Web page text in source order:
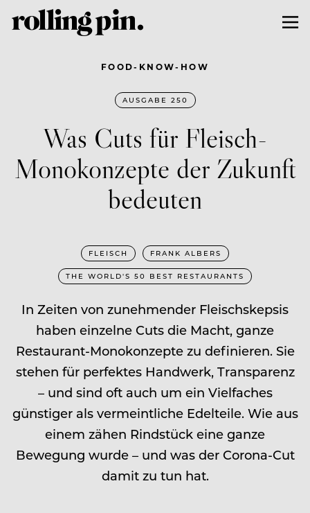
FOOD-KNOW-HOW
AUSGABE 250
Was Cuts für Fleisch-
Monokonzepte der Zukunft
bedeuten
FLEISCH FRANK ALBERS
THE WORLD'S 50 BEST RESTAURANTS
In Zeiten von zunehmender Fleischskepsis
haben einzelne Cuts die Macht, ganze
Restaurant-Monokonzepte zu definieren. Sie
stehen für perfektes Handwerk, Transparenz
– und sind oft auch um ein Vielfaches
günstiger als vermeintliche Edelteile. Wie aus
einem zähen Rindstück eine ganze
Bewegung wurde – und was der Corona-Cut
damit zu tun hat.